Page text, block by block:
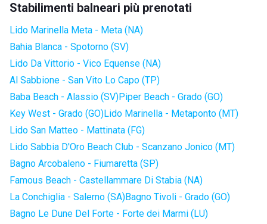
Stabilimenti balneari più prenotati
Lido Marinella Meta - Meta (NA)
Bahia Blanca - Spotorno (SV)
Lido Da Vittorio - Vico Equense (NA)
Al Sabbione - San Vito Lo Capo (TP)
Baba Beach - Alassio (SV)Piper Beach - Grado (GO)
Key West - Grado (GO)Lido Marinella - Metaponto (MT)
Lido San Matteo - Mattinata (FG)
Lido Sabbia D'Oro Beach Club - Scanzano Jonico (MT)
Bagno Arcobaleno - Fiumaretta (SP)
Famous Beach - Castellammare Di Stabia (NA)
La Conchiglia - Salerno (SA)Bagno Tivoli - Grado (GO)
Bagno Le Dune Del Forte - Forte dei Marmi (LU)